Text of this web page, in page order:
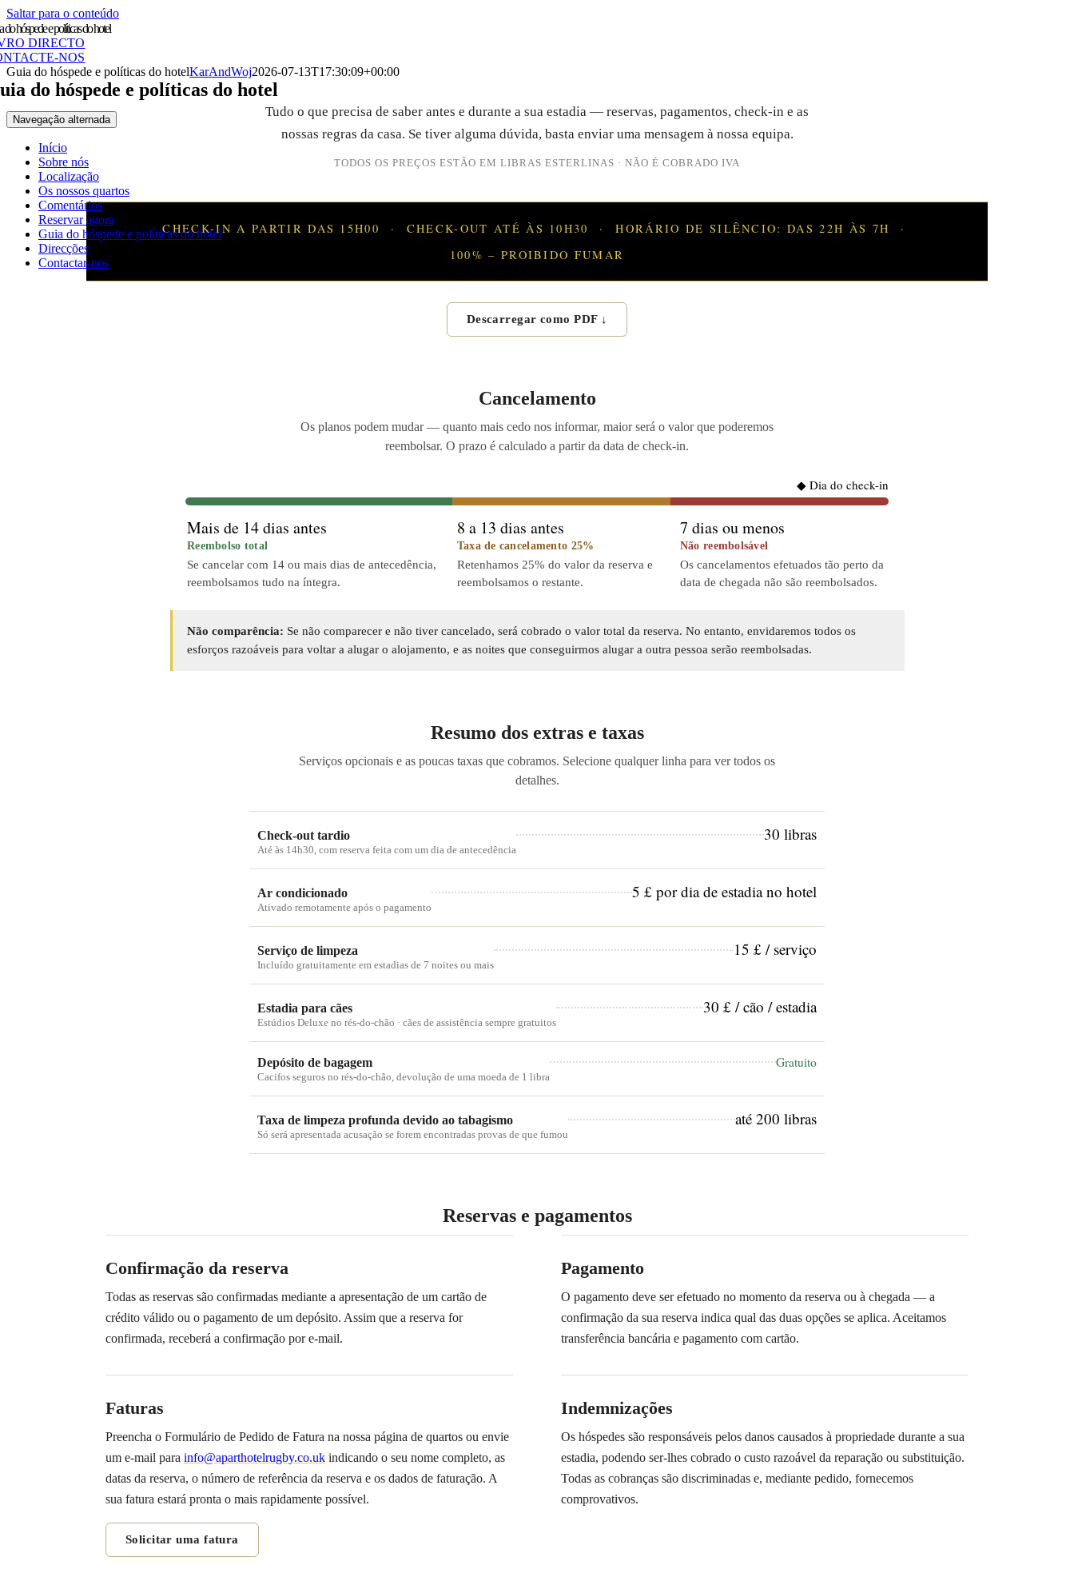
Saltar para o conteúdo
Navegação alternada
Início
Sobre nós
Localização
Os nossos quartos
Comentários
Reservar agora
Guia do hóspede e políticas do hotel
Direcções
Contactar-nos
do hóspede e políticas do hotel
DIRECTO
NOS
Guia do hóspede e políticas do hotelKarAndWoj2026-07-13T17:30:09+00:00
do hóspede e políticas do hotel
Tudo o que precisa de saber antes e durante a sua estadia — reservas, pagamentos, check-in e as
nossas regras da casa. Se tiver alguma dúvida, basta enviar uma mensagem à nossa equipa.
TODOS OS PREÇOS ESTÃO EM LIBRAS ESTERLINAS · NÃO É COBRADO IVA
CHECK-IN A PARTIR DAS 15H00 · CHECK-OUT ATÉ ÀS 10H30 ·HORÁRIO DE SILÊNCIO: DAS 22H ÀS 7H
·
100% – PROIBIDO FUMAR
Descarregar como PDF ↓
Cancelamento
Os planos podem mudar — quanto mais cedo nos informar, maior será o valor que poderemos
reembolsar. O prazo é calculado a partir da data de check-in.
◆ Dia do check-in
Mais de 14 dias antes
Reembolso total
Se cancelar com 14 ou mais dias de antecedência,
reembolsamos tudo na íntegra.
8 a 13 dias antes
Taxa de cancelamento 25%
Retenhamos 25% do valor da reserva e
reembolsamos o restante.
7 dias ou menos
Não reembolsável
Os cancelamentos efetuados tão perto da
data de chegada não são reembolsados.
Não comparência: Se não comparecer e não tiver cancelado, será cobrado o valor total da reserva. No entanto, envidaremos todos os
esforços razoáveis para voltar a alugar o alojamento, e as noites que conseguirmos alugar a outra pessoa serão reembolsadas.
Resumo dos extras e taxas
Serviços opcionais e as poucas taxas que cobramos. Selecione qualquer linha para ver todos os
detalhes.
Check-out tardio
Até às 14h30, com reserva feita com um dia de antecedência
30 libras
Ar condicionado
Ativado remotamente após o pagamento
5 £ por dia de estadia no hotel
Serviço de limpeza
Incluído gratuitamente em estadias de 7 noites ou mais
15 £ / serviço
Estadia para cães
Estúdios Deluxe no rés-do-chão · cães de assistência sempre gratuitos
30 £ / cão / estadia
Depósito de bagagem
Cacifos seguros no rés-do-chão, devolução de uma moeda de 1 libra
Gratuito
Taxa de limpeza profunda devido ao tabagismo
Só será apresentada acusação se forem encontradas provas de que fumou
até 200 libras
Reservas e pagamentos
Confirmação da reserva
Todas as reservas são confirmadas mediante a apresentação de um cartão de
crédito válido ou o pagamento de um depósito. Assim que a reserva for
confirmada, receberá a confirmação por e-mail.
Pagamento
O pagamento deve ser efetuado no momento da reserva ou à chegada — a
confirmação da sua reserva indica qual das duas opções se aplica. Aceitamos
transferência bancária e pagamento com cartão.
Faturas
Preencha o Formulário de Pedido de Fatura na nossa página de quartos ou envie
um e-mail para info@aparthotelrugby.co.uk indicando o seu nome completo, as
datas da reserva, o número de referência da reserva e os dados de faturação. A
sua fatura estará pronta o mais rapidamente possível.
Solicitar uma fatura
Indemnizações
Os hóspedes são responsáveis pelos danos causados à propriedade durante a sua
estadia, podendo ser-lhes cobrado o custo razoável da reparação ou substituição.
Todas as cobranças são discriminadas e, mediante pedido, fornecemos
comprovativos.